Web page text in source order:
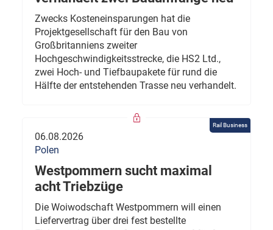
Zwecks Kosteneinsparungen hat die
Projektgesellschaft für den Bau von
Großbritanniens zweiter
Hochgeschwindigkeitsstrecke, die HS2 Ltd.,
zwei Hoch- und Tiefbaupakete für rund die
Hälfte der entstehenden Trasse neu verhandelt.
Rail Business
06.08.2026
Polen
Westpommern sucht maximal
acht Triebzüge
Die Woiwodschaft Westpommern will einen
Liefervertrag über drei fest bestellte